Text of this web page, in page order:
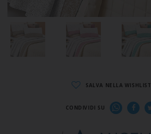
SALVA NELLA WISHLIST
CONDIVIDI SU